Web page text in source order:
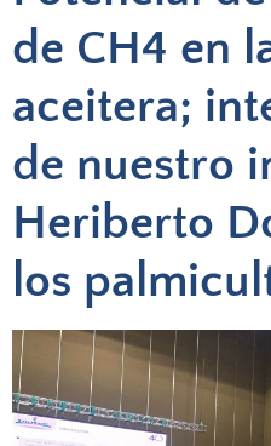
de CH4 en
aceitera;
de nuestro
Heriberto
los